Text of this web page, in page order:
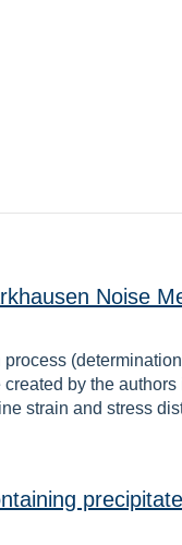
Noise
by the
strain and stress